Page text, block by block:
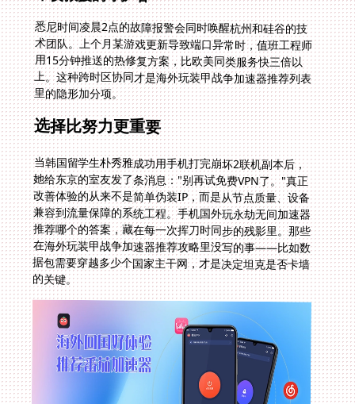
悉尼时间凌晨2点的故障报警会同时唤醒杭州和硅谷的技
术团队。上个月某游戏更新导致端口异常时，值班工程师
用15分钟推送的热修复方案，比欧美同类服务快三倍以
上。这种跨时区协同才是海外玩装甲战争加速器推荐列表
里的隐形加分项。
选择比努力更重要
当韩国留学生朴秀雅成功用手机打完崩坏2联机副本后，
她给东京的室友发了条消息："别再试免费VPN了。"真正
改善体验的从来不是简单伪装IP，而是从节点质量、设备
兼容到流量保障的系统工程。手机国外玩永劫无间加速器
推荐哪个的答案，藏在每一次挥刀时同步的残影里。那些
在海外玩装甲战争加速器推荐攻略里没写的事——比如数
据包需要穿越多少个国家主干网，才是决定坦克是否卡墙
的关键。